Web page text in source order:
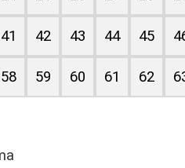
41 42 43 44 45
58 59 60 61 62